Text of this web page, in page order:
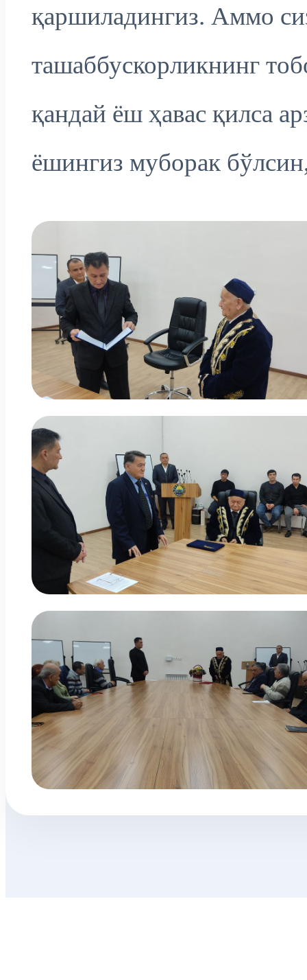
қаршиладингиз. Аммо
ташаббускорликнинг
қандай ёш ҳавас қилса
ёшингиз муборак